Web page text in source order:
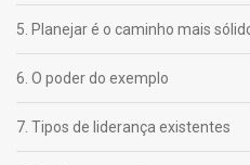
5. Planejar é o caminho mais
6. O poder do exemplo
7. Tipos de liderança existentes